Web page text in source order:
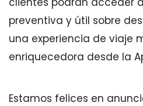
preventiva y útil sobre
una experiencia de viaje
enriquecedora desde la
Estamos felices en